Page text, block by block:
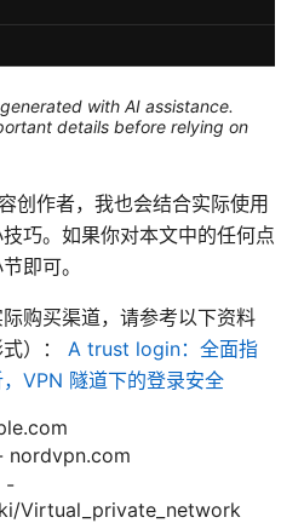
with AI assistance.
details before relying on
创作者，我也会结合实际使用
巧。如果你对本文中的任何点
即可。
购买渠道，请参考以下资料
）： A trust login：全面指
VPN 隧道下的登录安全
nordvpn.com
-
Virtual_private_network